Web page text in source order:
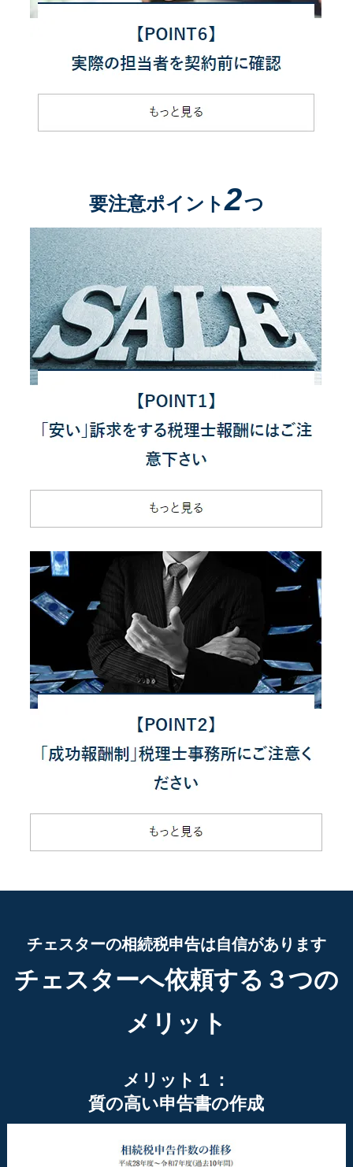
要注意ポイント2つ
チェスターの相続税申告は自信があります
チェスターへ依頼する３つの
メリット
メリット１：
質の高い申告書の作成